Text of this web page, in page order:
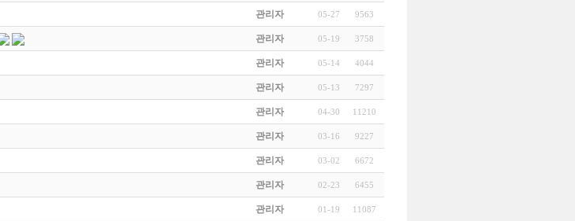
관리자 05-27 9563
관리자 05-19 3758
관리자 05-14 4044
관리자 05-13 7297
관리자 04-30 11210
관리자 03-16 9227
관리자 03-02 6672
관리자 02-23 6455
관리자 01-19 11087